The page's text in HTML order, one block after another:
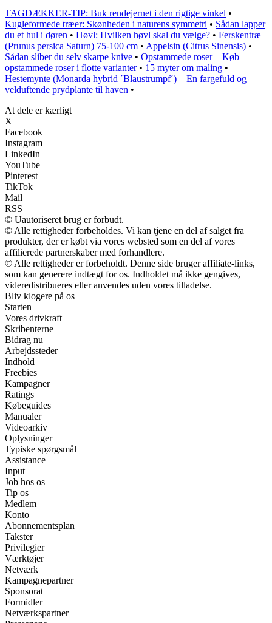
TAGDÆKKER-TIP: Buk rendejernet i den rigtige vinkel •
Kugleformede træer: Skønheden i naturens symmetri • Sådan lapper
du et hul i døren • Høvl: Hvilken høvl skal du vælge? • Ferskentræ
(Prunus persica Saturn) 75-100 cm • Appelsin (Citrus Sinensis) •
Sådan sliber du selv skarpe knive • Opstammede roser – Køb
opstammede roser i flotte varianter• 15 myter om maling •
Hestemynte (Monarda hybrid ´Blaustrumpf´) – En fargefuld og
velduftende prydplante til haven •
At dele er kærligt
X
Facebook
Instagram
LinkedIn
YouTube
Pinterest
TikTok
Mail
RSS
© Uautoriseret brug er forbudt.
© Alle rettigheder forbeholdes. Vi kan tjene en del af salget fra
produkter, der er købt via vores websted som en del af vores
affilierede partnerskaber med forhandlere.
© Alle rettigheder er forbeholdt. Denne side bruger affiliate-links,
som kan generere indtægt for os. Indholdet må ikke gengives,
videredistribueres eller anvendes uden vores tilladelse.
Bliv klogere på os
Starten
Vores drivkraft
Skribenterne
Bidrag nu
Arbejdssteder
Indhold
Freebies
Kampagner
Ratings
Købeguides
Manualer
Videoarkiv
Oplysninger
Typiske spørgsmål
Assistance
Input
Job hos os
Tip os
Medlem
Konto
Abonnementsplan
Takster
Privilegier
Værktøjer
Netværk
Kampagnepartner
Sponsorat
Formidler
Netværkspartner